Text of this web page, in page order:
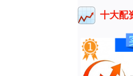
十大配